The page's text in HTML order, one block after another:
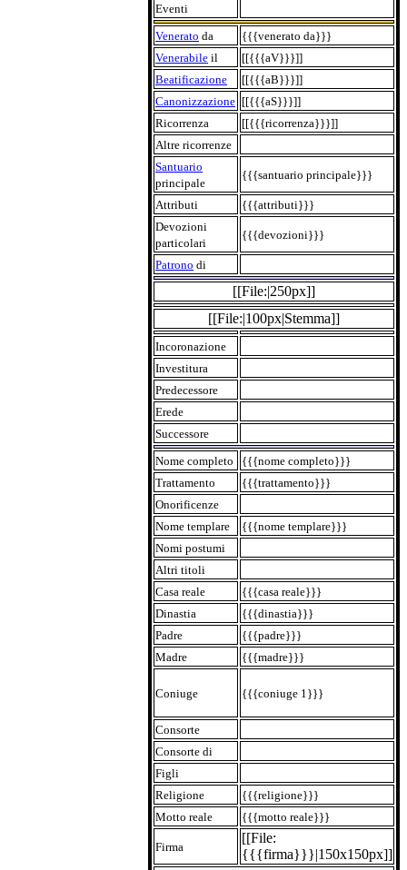
Eventi
Venerato da
{{{venerato da}}}
Venerabile il
[[{{{aV}}}]]
Beatificazione
[[{{{aB}}}]]
Canonizzazione [[{{{aS}}}]]
Ricorrenza
[[{{{ricorrenza}}}]]
Altre ricorrenze
Santuario
principale
{{{santuario principale}}}
Attributi
{{{attributi}}}
Devozioni
particolari
{{{devozioni}}}
Patrono di
[[File:|250px]]
[[File:|100px|Stemma]]
Incoronazione
Investitura
Predecessore
Erede
Successore
Nome completo
{{{nome completo}}}
Trattamento
{{{trattamento}}}
Onorificenze
Nome templare
{{{nome templare}}}
Nomi postumi
Altri titoli
Casa reale
{{{casa reale}}}
Dinastia
{{{dinastia}}}
Padre
{{{padre}}}
Madre
{{{madre}}}
Coniuge {{{coniuge 1}}}
Consorte
Consorte di
Figli
Religione
{{{religione}}}
Motto reale
{{{motto reale}}}
Firma
[[File:
{{{firma}}}|150x150px]]